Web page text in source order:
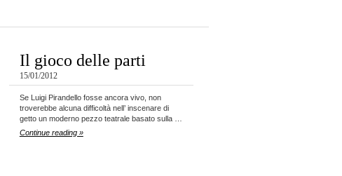
Il gioco delle parti
15/01/2012
Se Luigi Pirandello fosse ancora vivo, non
troverebbe alcuna difficoltà nell’ inscenare di
getto un moderno pezzo teatrale basato sulla …
Continue reading »